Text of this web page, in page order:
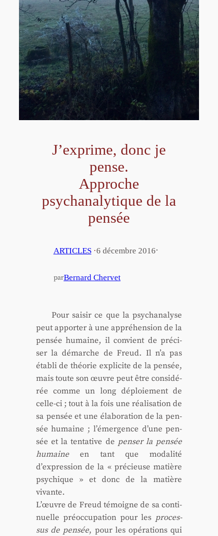
J’exprime, donc je
pense.
Approche
psychanalytique de la
pensée
ARTICLES·6 décembre 2016·
parBernard Chervet
Pour sai­sir ce que la psy­cha­na­lyse
peut appor­ter à une appré­hen­sion de la
pen­sée humaine, il convient de pré­ci­
ser la démarche de Freud. Il n’a pas
éta­bli de théo­rie expli­cite de la pen­sée,
mais toute son œuvre peut être consi­dé­
rée comme un long déploie­ment de
celle-ci ; tout à la fois une réa­li­sa­tion de
sa pen­sée et une éla­bo­ra­tion de la pen­
sée humaine ; l’émergence d’une pen­
sée et la ten­ta­tive de pen­ser la pen­sée
humaineen tant que moda­li­té
d’expression de la « pré­cieuse matière
psy­chique » et donc de la matière
vivante.
L’œuvre de Freud témoigne de sa conti­
nuelle pré­oc­cu­pa­tion pour les pro­ces­
sus de pen­sée, pour les opé­ra­tions qui